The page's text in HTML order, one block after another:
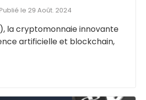
le 29 Août. 2024
la cryptomonnaie innovante
artificielle et blockchain,